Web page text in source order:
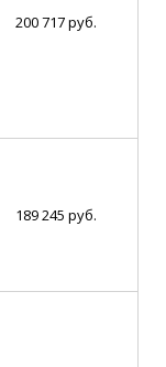
200 717 руб.
189 245 руб.